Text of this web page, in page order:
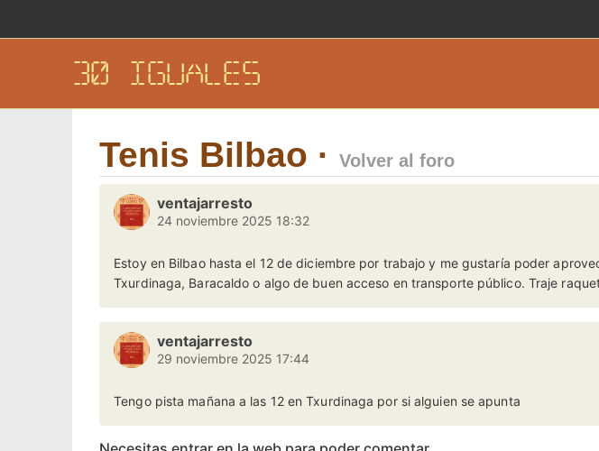
30 IGUALES
Tenis Bilbao ·Volver al foro
ventajarresto
24 noviembre 2025 18:32
Estoy en Bilbao hasta el 12 de diciembre por trabajo y me gustaría poder
Txurdinaga, Baracaldo o algo de buen acceso en transporte público. Traje
ventajarresto
29 noviembre 2025 17:44
Tengo pista mañana a las 12 en Txurdinaga por si alguien se apunta